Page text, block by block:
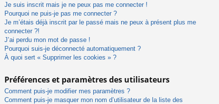
Je suis inscrit mais je ne peux pas me connecter !
Pourquoi ne puis-je pas me connecter ?
Je m’étais déjà inscrit par le passé mais ne peux à présent plus me
connecter ?!
J’ai perdu mon mot de passe !
Pourquoi suis-je déconnecté automatiquement ?
À quoi sert « Supprimer les cookies » ?
Préférences et paramètres des utilisateurs
Comment puis-je modifier mes paramètres ?
Comment puis-je masquer mon nom d’utilisateur de la liste des